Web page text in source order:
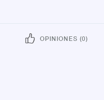
OPINIONES (0)